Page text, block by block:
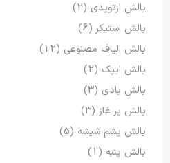
بالش ارتوپدی (2)
بالش استیکر (6)
بالش الیاف مصنوعی (12)
بالش ایپک (2)
بالش بادی (3)
بالش پر غاز (3)
بالش پشم شیشه (5)
بالش پنبه (1)